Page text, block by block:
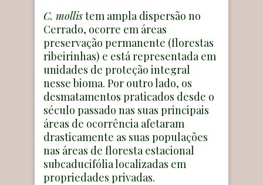
C. mollistem ampla dispersão no
Cerrado, ocorre em áreas
preservação permanente (florestas
ribeirinhas) e está representada em
unidades de proteção integral
nesse bioma. Por outro lado, os
desmatamentos praticados desde o
século passado nas suas principais
áreas de ocorrência afetaram
drasticamente as suas populações
nas áreas de floresta estacional
subcaducifólia localizadas em
propriedades privadas.